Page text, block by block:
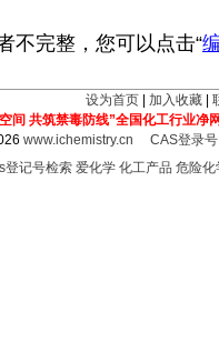
不完整，您可以点击“
设为首页 加入收藏
空间 共筑禁毒防线”全国化工行业净
www.ichemistry.cn
CAS登录
登记号检索 爱化学 化工产品 危险化